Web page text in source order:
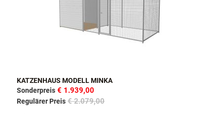
KATZENHAUS MODELL MINKA
Sonderpreis € 1.939,00
Regulärer Preis € 2.079,00